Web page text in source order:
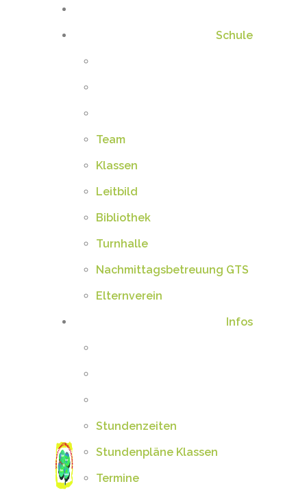
Schule
Team
Klassen
Leitbild
Bibliothek
Turnhalle
Nachmittagsbetreuung GTS
Elternverein
Infos
Stundenzeiten
Stundenpläne Klassen
Termine